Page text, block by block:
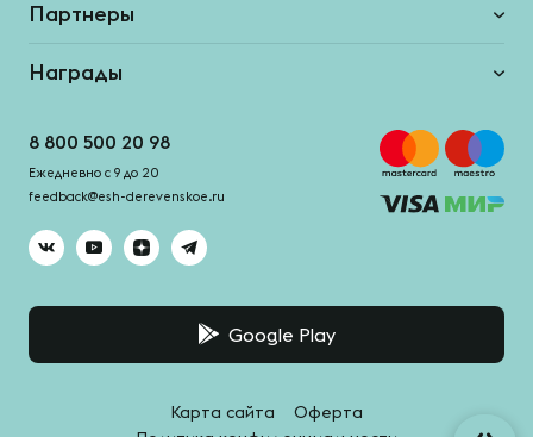
Партнеры
Награды
8 800 500 20 98
Ежедневно с 9 до 20
feedback@esh-derevenskoe.ru
Google Play
Карта сайта
Оферта